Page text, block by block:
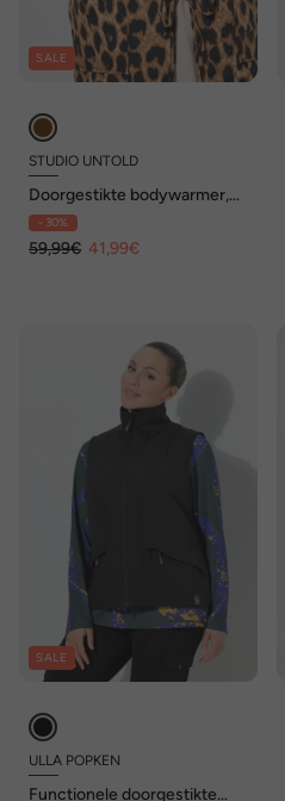
SALE
STUDIO UNTOLD
Doorgestikte bodywarmer,
A-lijn, luipaard, sluiting met
bandjes
- 30%
59,99€ 41,99€
SALE
ULLA POPKEN
Functionele doorgestikte